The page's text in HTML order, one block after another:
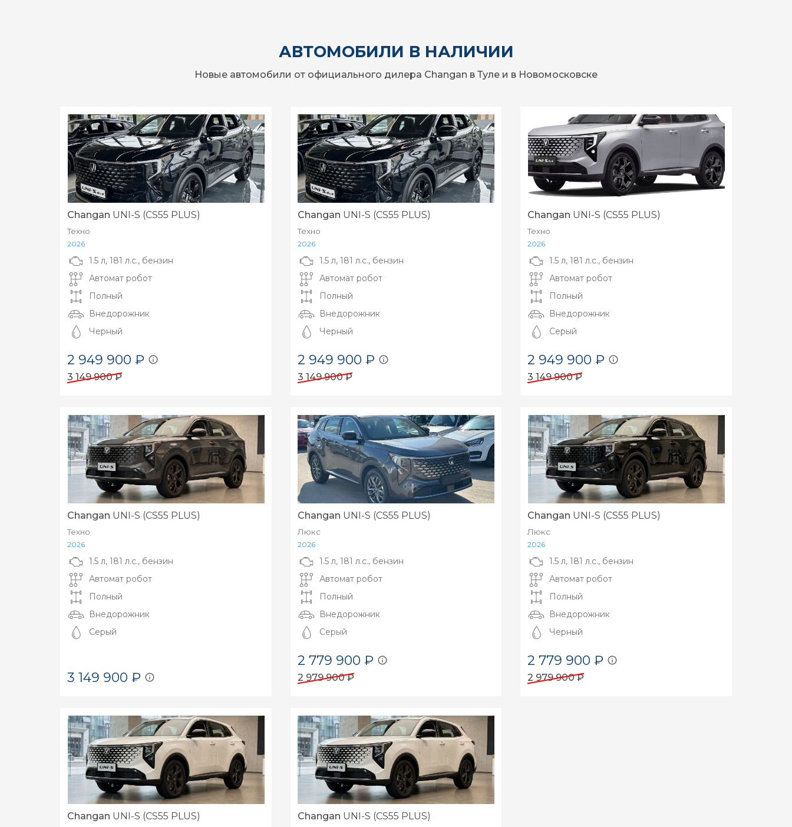
АВТОМОБИЛИ В НАЛИЧИИ
Новые автомобили от официального дилера Changan в Туле и в Новомосковске
Changan UNI-S (CS55 PLUS)
Техно
2026
1.5 л, 181 л.с., бензин
Автомат робот
Полный
Внедорожник
Черный
2 949 900 ₽
3 149 900 ₽
Changan UNI-S (CS55 PLUS)
Техно
2026
1.5 л, 181 л.с., бензин
Автомат робот
Полный
Внедорожник
Черный
2 949 900 ₽
3 149 900 ₽
Changan UNI-S (CS55 PLUS)
Техно
2026
1.5 л, 181 л.с., бензин
Автомат робот
Полный
Внедорожник
Серый
2 949 900 ₽
3 149 900 ₽
Changan UNI-S (CS55 PLUS)
Техно
2026
1.5 л, 181 л.с., бензин
Автомат робот
Полный
Внедорожник
Серый
3 149 900 ₽
Changan UNI-S (CS55 PLUS)
Люкс
2026
1.5 л, 181 л.с., бензин
Автомат робот
Полный
Внедорожник
Серый
2 779 900 ₽
2 979 900 ₽
Changan UNI-S (CS55 PLUS)
Люкс
2026
1.5 л, 181 л.с., бензин
Автомат робот
Полный
Внедорожник
Черный
2 779 900 ₽
2 979 900 ₽
Changan UNI-S (CS55 PLUS) Changan UNI-S (CS55 PLUS)